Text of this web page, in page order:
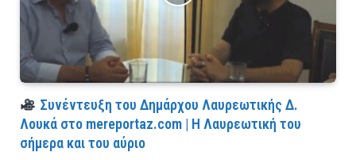
Συνέντευξη του Δημάρχου Λαυρεωτικής Δ.
Λουκά στο mereportaz.com | Η Λαυρεωτική του
σήμερα και του αύριο